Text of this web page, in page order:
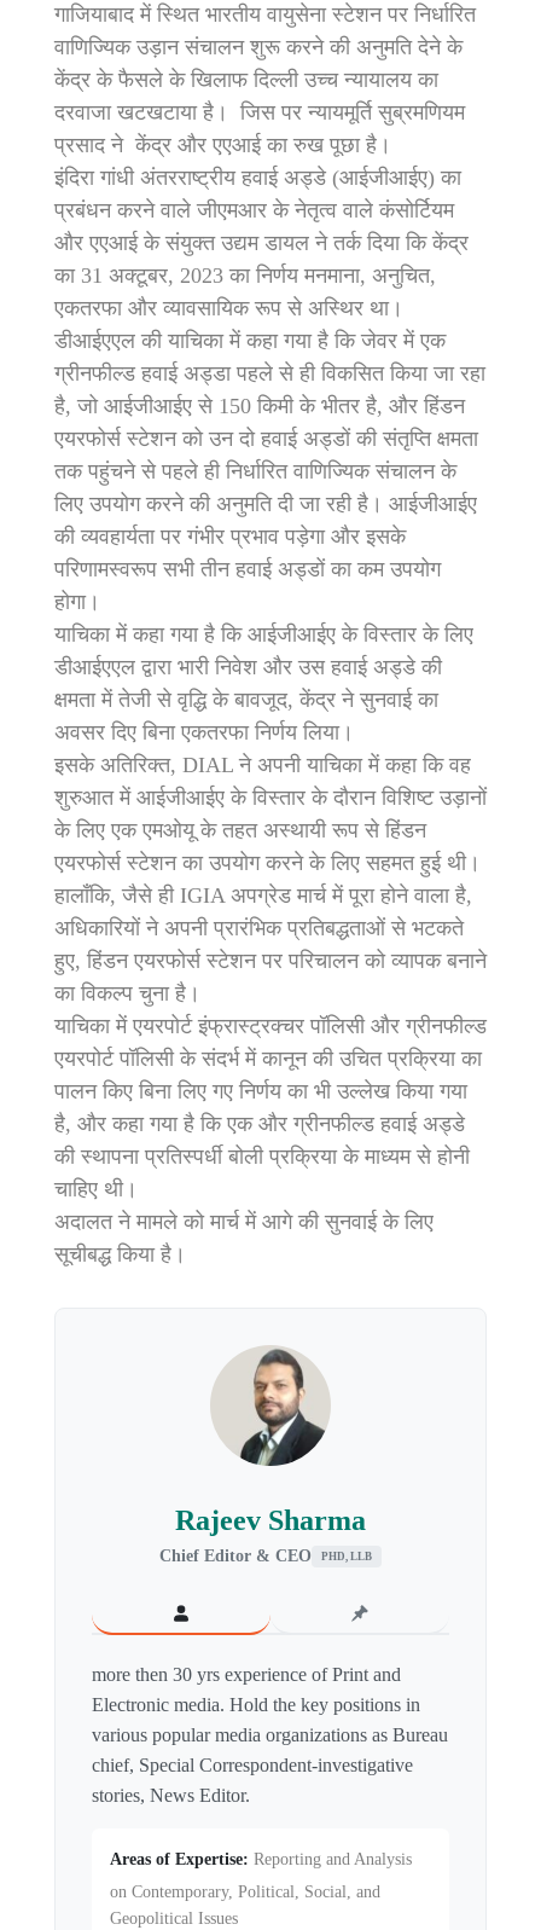
गाजियाबाद में स्थित भारतीय वायुसेना स्टेशन पर निर्धारित
वाणिज्यिक उड़ान संचालन शुरू करने की अनुमति देने के
केंद्र के फैसले के खिलाफ दिल्ली उच्च न्यायालय का
दरवाजा खटखटाया है। जिस पर न्यायमूर्ति सुब्रमणियम
प्रसाद ने केंद्र और एएआई का रुख पूछा है।
इंदिरा गांधी अंतरराष्ट्रीय हवाई अड्डे (आईजीआईए) का
प्रबंधन करने वाले जीएमआर के नेतृत्व वाले कंसोर्टियम
और एएआई के संयुक्त उद्यम डायल ने तर्क दिया कि केंद्र
का 31 अक्टूबर, 2023 का निर्णय मनमाना, अनुचित,
एकतरफा और व्यावसायिक रूप से अस्थिर था।
डीआईएएल की याचिका में कहा गया है कि जेवर में एक
ग्रीनफील्ड हवाई अड्डा पहले से ही विकसित किया जा रहा
है, जो आईजीआईए से 150 किमी के भीतर है, और हिंडन
एयरफोर्स स्टेशन को उन दो हवाई अड्डों की संतृप्ति क्षमता
तक पहुंचने से पहले ही निर्धारित वाणिज्यिक संचालन के
लिए उपयोग करने की अनुमति दी जा रही है। आईजीआईए
की व्यवहार्यता पर गंभीर प्रभाव पड़ेगा और इसके
परिणामस्वरूप सभी तीन हवाई अड्डों का कम उपयोग
होगा।
याचिका में कहा गया है कि आईजीआईए के विस्तार के लिए
डीआईएएल द्वारा भारी निवेश और उस हवाई अड्डे की
क्षमता में तेजी से वृद्धि के बावजूद, केंद्र ने सुनवाई का
अवसर दिए बिना एकतरफा निर्णय लिया।
इसके अतिरिक्त, DIAL ने अपनी याचिका में कहा कि वह
शुरुआत में आईजीआईए के विस्तार के दौरान विशिष्ट उड़ानों
के लिए एक एमओयू के तहत अस्थायी रूप से हिंडन
एयरफोर्स स्टेशन का उपयोग करने के लिए सहमत हुई थी।
हालाँकि, जैसे ही IGIA अपग्रेड मार्च में पूरा होने वाला है,
अधिकारियों ने अपनी प्रारंभिक प्रतिबद्धताओं से भटकते
हुए, हिंडन एयरफोर्स स्टेशन पर परिचालन को व्यापक बनाने
का विकल्प चुना है।
याचिका में एयरपोर्ट इंफ्रास्ट्रक्चर पॉलिसी और ग्रीनफील्ड
एयरपोर्ट पॉलिसी के संदर्भ में कानून की उचित प्रक्रिया का
पालन किए बिना लिए गए निर्णय का भी उल्लेख किया गया
है, और कहा गया है कि एक और ग्रीनफील्ड हवाई अड्डे
की स्थापना प्रतिस्पर्धी बोली प्रक्रिया के माध्यम से होनी
चाहिए थी।
अदालत ने मामले को मार्च में आगे की सुनवाई के लिए
सूचीबद्ध किया है।
Rajeev Sharma
Chief Editor & CEO PHD, LLB
more then 30 yrs experience of Print and
Electronic media. Hold the key positions in
various popular media organizations as Bureau
chief, Special Correspondent-investigative
stories, News Editor.
Areas of Expertise: Reporting and Analysis
on Contemporary, Political, Social, and
Geopolitical Issues